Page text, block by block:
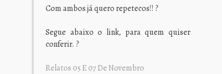
Com ambos já quero repetecos!! ?
Segue abaixo o link, para quem quiser
conferir. ?
Relatos 05 E 07 De Novembro